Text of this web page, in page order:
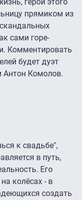
герои этого
прямиком из
сами горе-
Комментировать
будет дуэт
Антон Комолов.
к свадьбе",
в путь,
Его
колёсах - в
создать